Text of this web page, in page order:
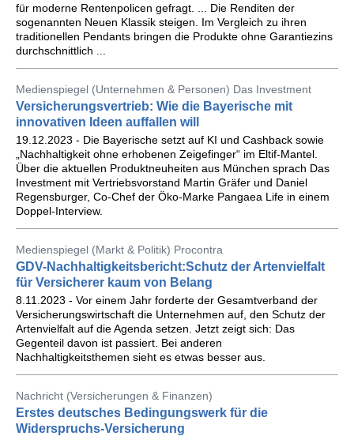
für moderne Rentenpolicen gefragt. ... Die Renditen der
sogenannten Neuen Klassik steigen. Im Vergleich zu ihren
traditionellen Pendants bringen die Produkte ohne Garantiezins
durchschnittlich ...
Medienspiegel (Unternehmen & Personen) Das Investment
Versicherungsvertrieb: Wie die Bayerische mit
innovativen Ideen auffallen will
19.12.2023 - Die Bayerische setzt auf KI und Cashback sowie
„Nachhaltigkeit ohne erhobenen Zeigefinger“ im Eltif-Mantel.
Über die aktuellen Produktneuheiten aus München sprach Das
Investment mit Vertriebsvorstand Martin Gräfer und Daniel
Regensburger, Co-Chef der Öko-Marke Pangaea Life in einem
Doppel-Interview.
Medienspiegel (Markt & Politik) Procontra
GDV-Nachhaltigkeitsbericht:Schutz der Artenvielfalt
für Versicherer kaum von Belang
8.11.2023 - Vor einem Jahr forderte der Gesamtverband der
Versicherungswirtschaft die Unternehmen auf, den Schutz der
Artenvielfalt auf die Agenda setzen. Jetzt zeigt sich: Das
Gegenteil davon ist passiert. Bei anderen
Nachhaltigkeitsthemen sieht es etwas besser aus.
Nachricht (Versicherungen & Finanzen)
Erstes deutsches Bedingungswerk für die
Widerspruchs-Versicherung